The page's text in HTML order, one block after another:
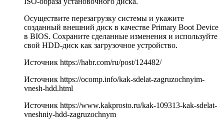
Осуществите перезагрузку системы и укажите
созданный внешний диск в качестве Primary Boot Device
в BIOS. Сохраните сделанные изменения и используйте
свой HDD-диск как загрузочное устройство.
Источник https://habr.com/ru/post/124482/
Источник https://ocomp.info/kak-sdelat-zagruzochnyim-
vnesh-hdd.html
Источник https://www.kakprosto.ru/kak-109313-kak-sdelat-
vneshniy-hdd-zagruzochnym